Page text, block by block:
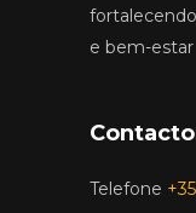
e bem-estar
Telefone